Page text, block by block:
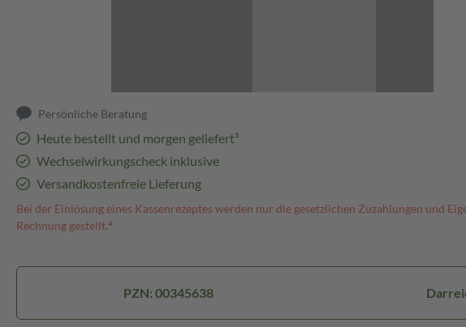
Persönliche Beratung
Heute bestellt und morgen geliefert³
Wechselwirkungscheck inklusive
Versandkostenfreie Lieferung
Bei der Einlösung eines Kassenrezeptes werden nur die gesetzlichen Zuzahlungen und
Rechnung gestellt.⁴
PZN: 00345638